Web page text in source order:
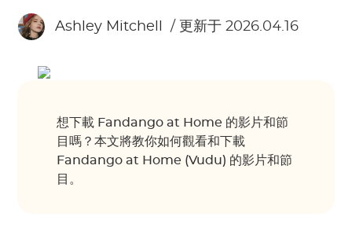
Ashley Mitchell / 更新于 2026.04.16
想下載 Fandango at Home 的影片和節
目嗎？本文將教你如何觀看和下載
Fandango at Home (Vudu) 的影片和節
目。